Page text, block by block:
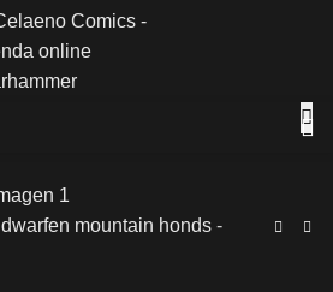
dwarfen mountain honds -